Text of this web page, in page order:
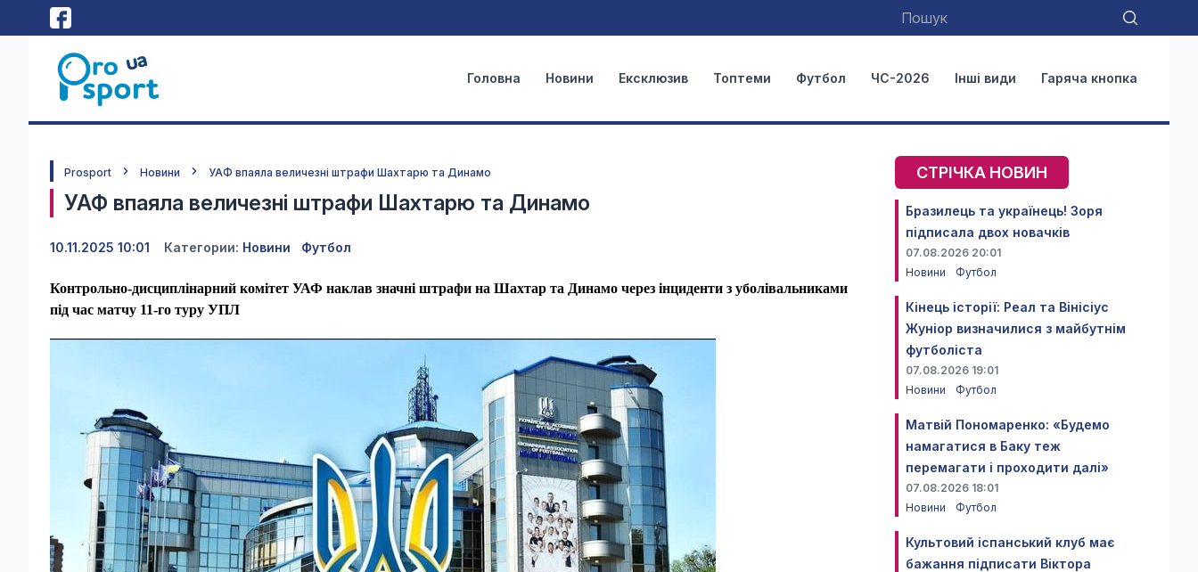
Головна Новини Ексклюзив Топтеми Футбол ЧС-2026 Інші види Гаряча кнопка
Prosport Новини УАФ впаяла величезні штрафи Шахтарю та Динамо
УАФ впаяла величезні штрафи Шахтарю та Динамо
10.11.2025 10:01 Категории: Новини Футбол
Контрольно-дисциплінарний комітет УАФ наклав значні штрафи на Шахтар та Динамо через інциденти з уболівальниками
під час матчу 11-го туру УПЛ
СТРІЧКА НОВИН
Бразилець та українець! Зоря
підписала двох новачків
07.08.2026 20:01
Новини
Футбол
Кінець історії: Реал та Вінісіус
Жуніор визначилися з майбутнім
футболіста
07.08.2026 19:01
Новини
Футбол
Матвій Пономаренко: «Будемо
намагатися в Баку теж
перемагати і проходити далі»
07.08.2026 18:01
Новини
Футбол
Культовий іспанський клуб має
бажання підписати Віктора